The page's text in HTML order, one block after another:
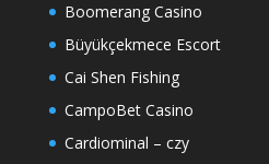
Boomerang Casino
Büyükçekmece Escort
Cai Shen Fishing
CampoBet Casino
Cardiominal – czy